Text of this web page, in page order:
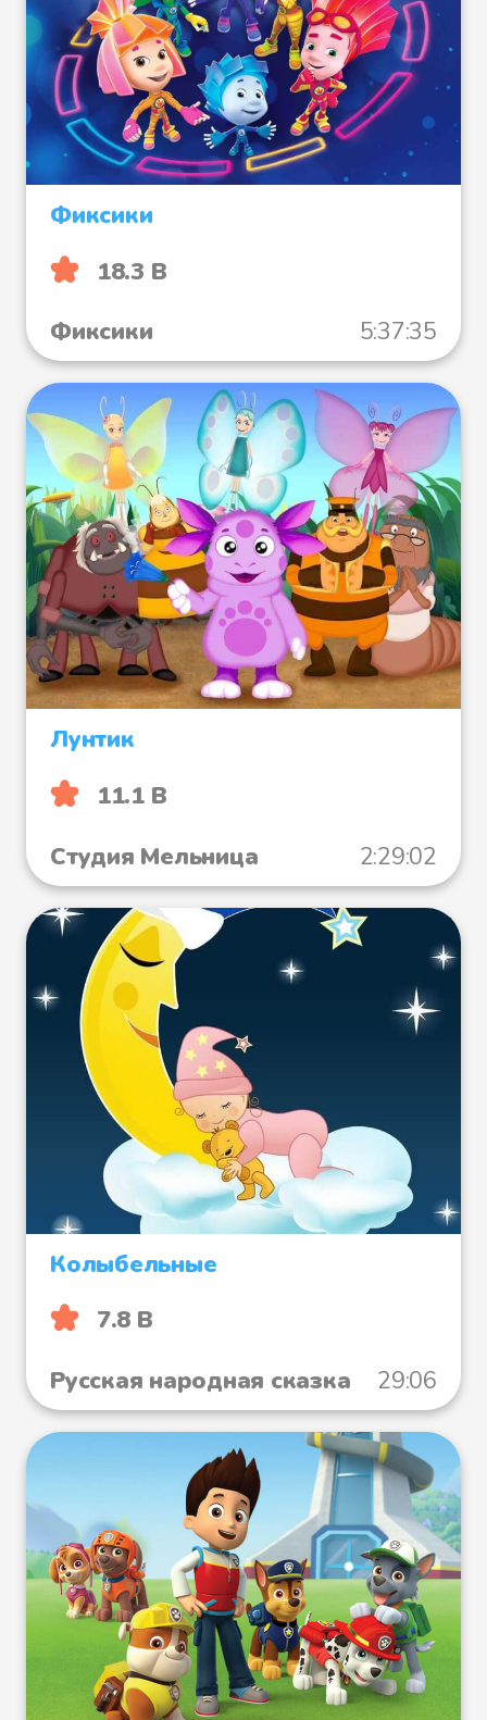
Фиксики
18.3 B
Фиксики
5:37:35
Лунтик
11.1 B
Студия Мельница
2:29:02
Колыбельные
7.8 B
Русская народная сказка
29:06